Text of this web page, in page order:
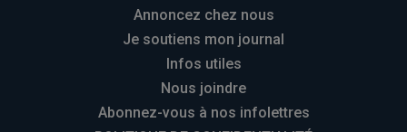
Annoncez chez nous
Je soutiens mon journal
Infos utiles
Nous joindre
Abonnez-vous à nos infolettres